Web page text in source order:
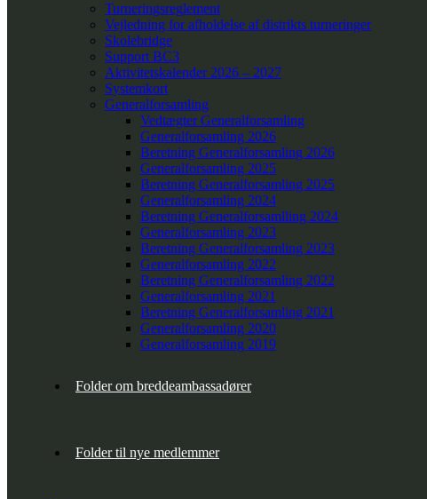
Turneringsreglement
Vejledning for afholdelse af distrikts turneringer
Skolebridge
Support BC3
Aktivitetskalender 2026 – 2027
Systemkort
Generalforsamling
Vedtægter Generalforsamling
Generalforsamling 2026
Beretning Generalforsamling 2026
Generalforsamling 2025
Beretning Generalforsamling 2025
Generalforsamling 2024
Beretning Generalforsamlling 2024
Generalforsamling 2023
Beretning Generalforsamling 2023
Generalforsamling 2022
Beretning Generalforsamling 2022
Generalforsamling 2021
Beretning Generalforsamling 2021
Generalforsamling 2020
Generalforsamling 2019
Folder om breddeambassadører
Folder til nye medlemmer